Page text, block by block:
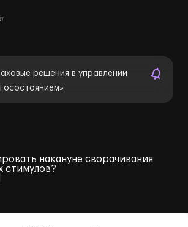
решения в управлении
накануне сворачивания
стимулов?